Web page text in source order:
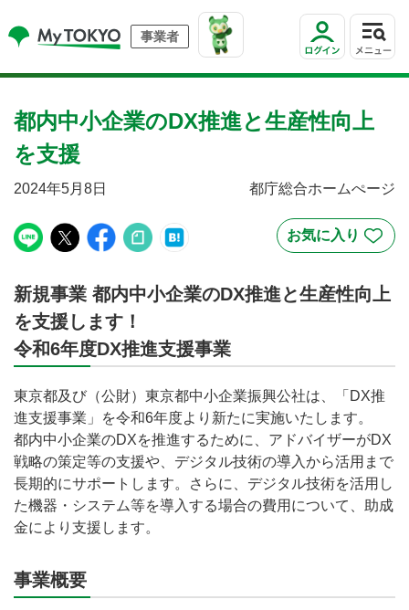
事業者
都内中小企業のDX推進と生産性向上
を支援
2024年5月8日 都庁総合ホームぺージ
新規事業 都内中小企業のDX推進と生産性向上
を支援します！
令和6年度DX推進支援事業
東京都及び（公財）東京都中小企業振興公社は、「DX推
進支援事業」を令和6年度より新たに実施いたします。
都内中小企業のDXを推進するために、アドバイザーがDX
戦略の策定等の支援や、デジタル技術の導入から活用まで
長期的にサポートします。さらに、デジタル技術を活用し
た機器・システム等を導入する場合の費用について、助成
金により支援します。
事業概要